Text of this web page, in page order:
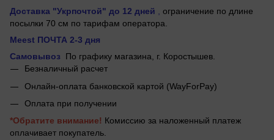
Доставка "Укрпочтой" до 12 дней
ограничение по длине
посылки 70 см по тарифам оператора.
Meest ПОЧТА 2-3 дня
Самовывоз
По графику магазина, г. Коростышев.
Безналичный расчет
Онлайн-оплата банковской картой (WayForPay)
Оплата при получении
*Обратите внимание! Комиссию за наложенный платеж
оплачивает покупатель.